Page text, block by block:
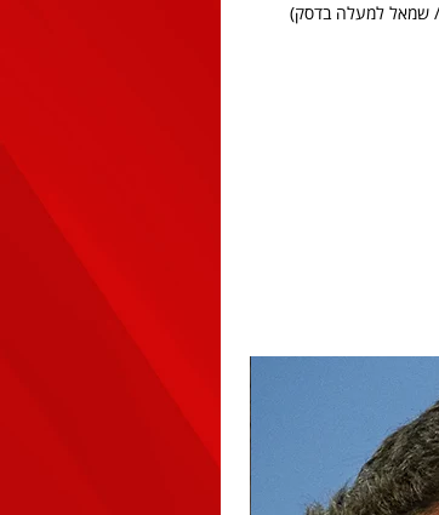
/ שמאל למעלה בדסק)